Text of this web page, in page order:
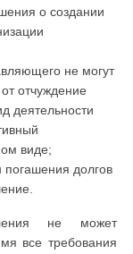
о создании
не могут
отчуждение
деятельности
виде;
погашения долгов
не может
все требования